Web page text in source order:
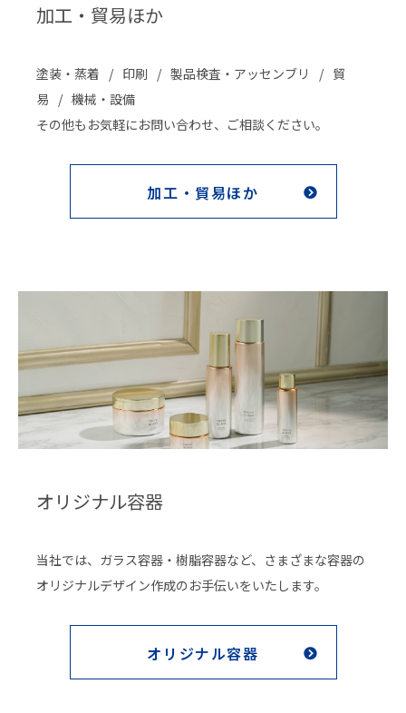
加工・貿易ほか
塗装・蒸着 印刷 製品検査・アッセンブリ
貿
易
機械・設備
その他もお気軽にお問い合わせ、ご相談ください。
加工・貿易ほか
オリジナル容器
当社では、ガラス容器・樹脂容器など、さまざまな容器の
オリジナルデザイン作成のお手伝いをいたします。
オリジナル容器